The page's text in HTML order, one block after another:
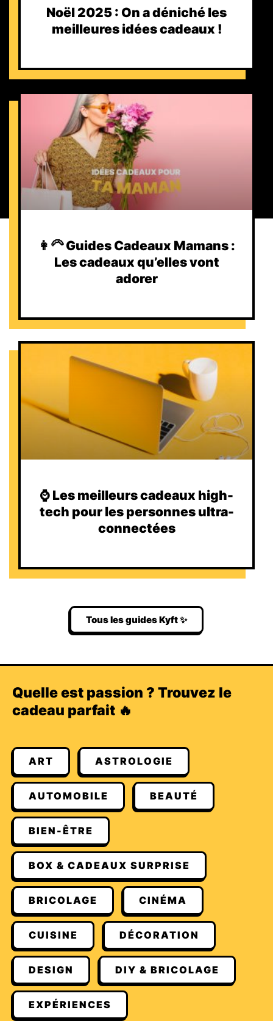
Noël 2025 : On a déniché les
meilleures idées cadeaux !
👩‍🦳 Guides Cadeaux Mamans :
Les cadeaux qu’elles vont
adorer
⌚️ Les meilleurs cadeaux high-
tech pour les personnes ultra-
connectées
Tous les guides Kyft ✨
Quelle est passion ? Trouvez le
cadeau parfait 🔥
ART ASTROLOGIE
AUTOMOBILE BEAUTÉ
BIEN-ÊTRE
BOX & CADEAUX SURPRISE
BRICOLAGE CINÉMA
CUISINE DÉCORATION
DESIGN DIY & BRICOLAGE
EXPÉRIENCES